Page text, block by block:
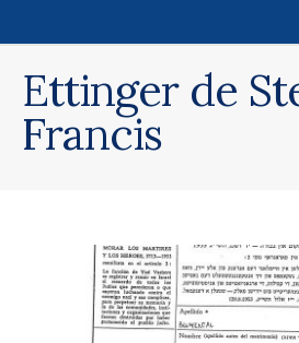
Ettinger de
Francis